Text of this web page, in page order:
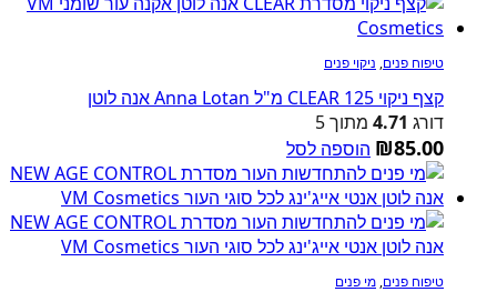
טיפוח פנים, ניקוי פנים
קצף ניקוי CLEAR 125 מ"ל Anna Lotan אנה לוטן
דורג 4.71 מתוך 5
₪85.00 הוספה לסל
טיפוח פנים, מי פנים